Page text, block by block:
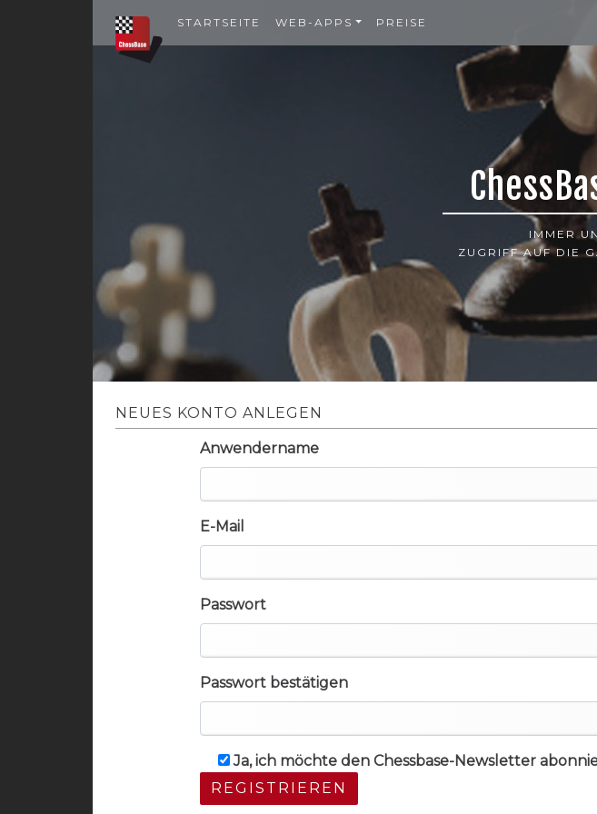
STARTSEITE WEB-APPS PREISE
IMMER
ZUGRIFF AUF DIE
NEUES KONTO ANLEGEN
Anwendername
E-Mail
Passwort
Passwort bestätigen
Ja, ich möchte den Chessbase-Newsletter
REGISTRIEREN